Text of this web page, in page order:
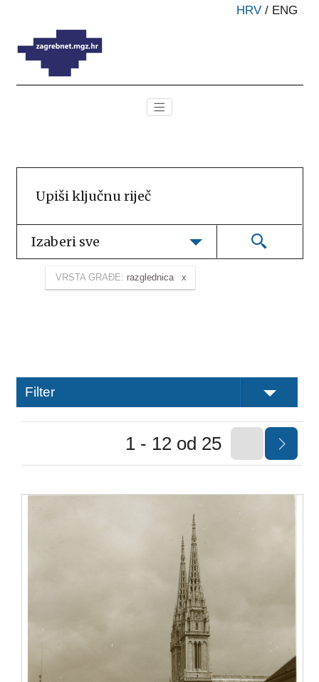
HRV / ENG
Izaberi sve
VRSTA GRAĐE: razglednica
Filter
1 - 12 od 25